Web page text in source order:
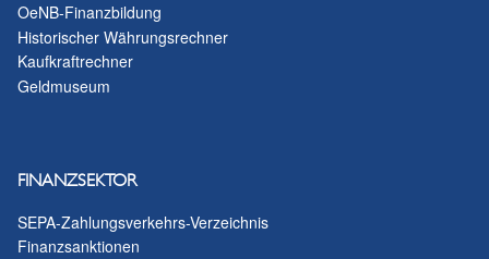
OeNB-Finanzbildung
Historischer Währungsrechner
Kaufkraftrechner
Geldmuseum
FINANZSEKTOR
SEPA-Zahlungsverkehrs-Verzeichnis
Finanzsanktionen